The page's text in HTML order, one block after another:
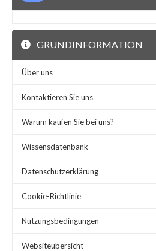
GRUNDINFORMATION
Über uns
Kontaktieren Sie uns
Warum kaufen Sie bei uns?
Wissensdatenbank
Datenschutzerklärung
Cookie-Richtlinie
Nutzungsbedingungen
Websiteübersicht